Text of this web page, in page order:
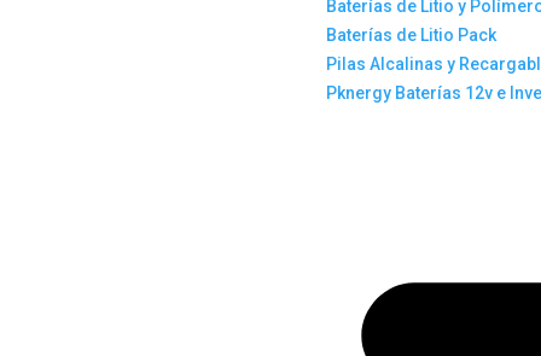
Baterías de Litio y
Baterías de Litio Pack
Pilas Alcalinas y
Pknergy Baterías 12v e